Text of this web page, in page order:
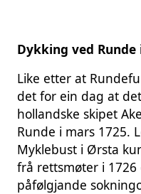
Dykking ved Runde
Like etter at
det for ein dag at
hollandske skipet
Runde i mars 1725.
Myklebust i Ørsta
frå rettsmøter i
påfølgjande